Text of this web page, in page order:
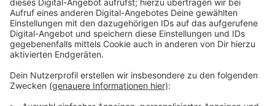
regelmäßig an verschiedenen Orten stattfindet.
Anzeige